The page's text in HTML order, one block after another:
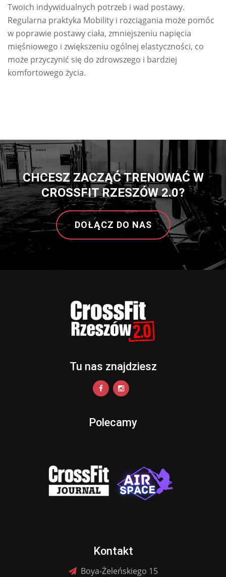
Twoich indywidualnych potrzeb i wad postawy.
Regularna praktyka Mobility i rozciągania może pomóc
w poprawie postawy ciała, zmniejszeniu napięcia
mięśniowego i zwiększeniu ogólnej elastyczności, co
może przyczynić się do zdrowszego i bardziej
komfortowego życia.
CHCESZ ZACZĄĆ TRENOWAĆ W
CROSSFIT RZESZÓW 2.0?
DOŁĄCZ DO NAS
Tu nas znajdziesz
Polecamy
Kontakt
Boya-Żeleńskiego 15